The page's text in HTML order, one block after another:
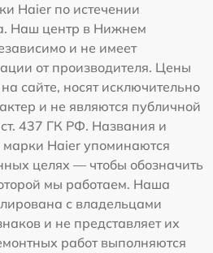
Haier по истечении
Наш центр в Нижнем
и не имеет
от производителя. Цены
сайте, носят исключительно
и не являются публичной
437 ГК РФ. Названия и
марки Haier упоминаются
целях — чтобы обозначить
мы работаем. Наша
с владельцами
и не представляет их
работ выполняются